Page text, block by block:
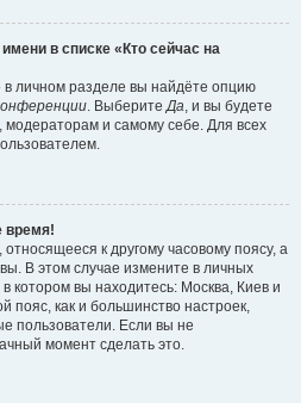
в списке «Кто сейчас на
в личном разделе вы найдёте опцию
. Выберите Да , и вы будете
и самому себе. Для всех
время!
к другому часовому поясу, а
В этом случае измените в личных
котором вы находитесь: Москва, Киев и
пояс, как и большинство настроек,
пользователи. Если вы не
момент сделать это.